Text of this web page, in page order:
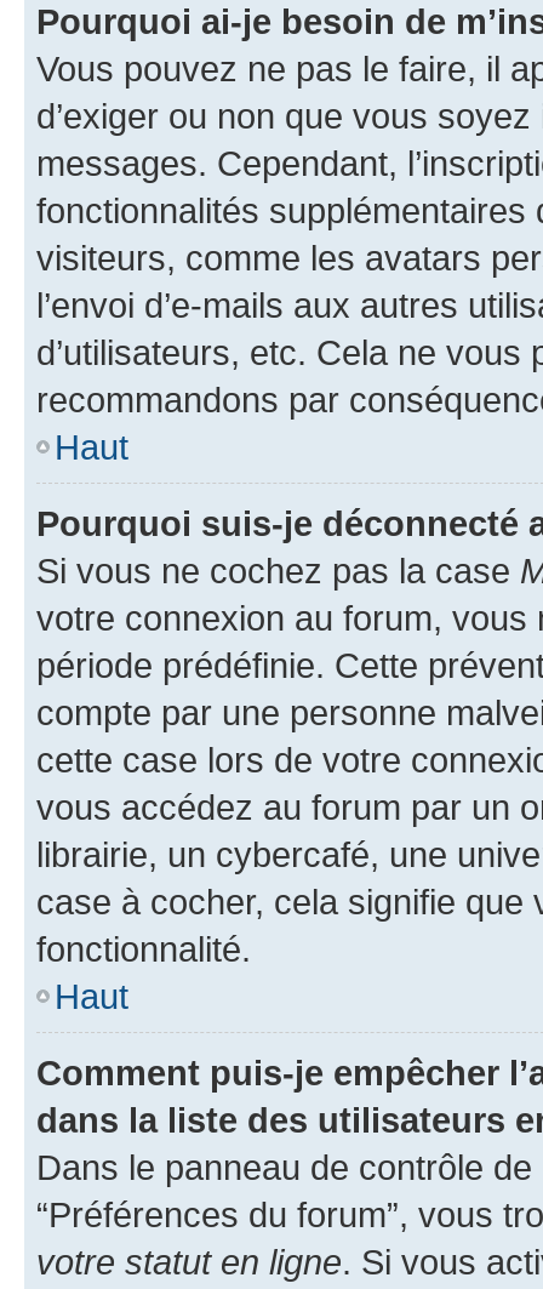
Pourquoi ai-je besoin de
Vous pouvez ne pas le faire, il
d’exiger ou non que vous
messages. Cependant,
fonctionnalités
visiteurs, comme les avatars
l’envoi d’e-mails aux autres
d’utilisateurs, etc. Cela ne vous
recommandons par
Haut
Pourquoi suis-je déconnecté
Si vous ne cochez pas la case
votre connexion au forum,
période prédéfinie. Cette
compte par une personne
cette case lors de votre
vous accédez au forum par un
librairie, un cybercafé, une
case à cocher, cela signifie
fonctionnalité.
Haut
Comment puis-je empêcher
dans la liste des utilisateurs
Dans le panneau de contrôle
“Préférences du forum”, vous
votre statut en ligne. Si vous